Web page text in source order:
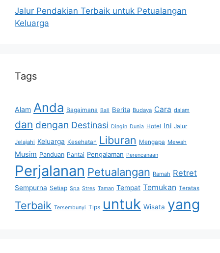
Jalur Pendakian Terbaik untuk Petualangan
Keluarga
Tags
Alam Anda Bagaimana Bali Berita Budaya Cara dalam
dan dengan Destinasi Dingin Dunia Hotel Ini Jalur
Jelajahi Keluarga Kesehatan Liburan Mengapa Mewah
Musim Panduan Pantai Pengalaman Perencanaan
Perjalanan Petualangan Ramah Retret
Sempurna Setiap Spa Stres Taman Tempat Temukan Teratas
Terbaik Tersembunyi Tips untuk Wisata yang